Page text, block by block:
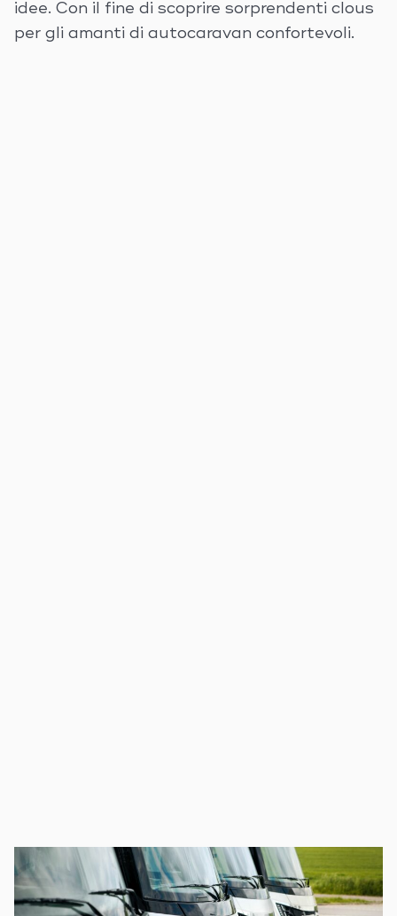
idee. Con il fine di scoprire sorprendenti clous
per gli amanti di autocaravan confortevoli.